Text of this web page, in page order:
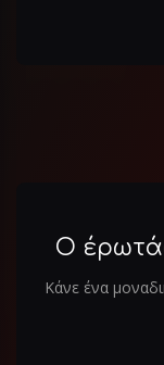
Ο
Κάνε ένα